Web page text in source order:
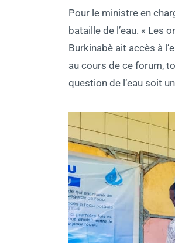
Pour le ministre en
bataille de l’eau. « Les
Burkinabè ait accès à
au cours de ce forum,
question de l’eau soit